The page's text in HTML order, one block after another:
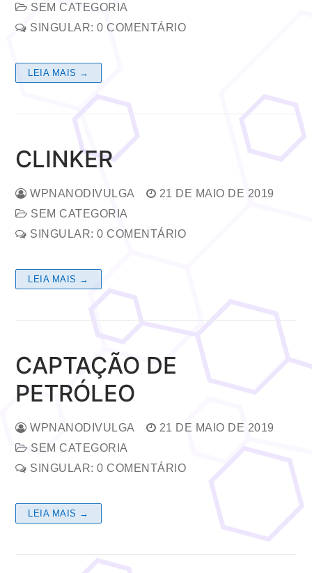
SEM CATEGORIA
SINGULAR: 0 COMENTÁRIO
LEIA MAIS →
CLINKER
WPNANODIVULGA
21 DE MAIO DE 2019
SEM CATEGORIA
SINGULAR: 0 COMENTÁRIO
LEIA MAIS →
CAPTAÇÃO DE
PETRÓLEO
WPNANODIVULGA
21 DE MAIO DE 2019
SEM CATEGORIA
SINGULAR: 0 COMENTÁRIO
LEIA MAIS →